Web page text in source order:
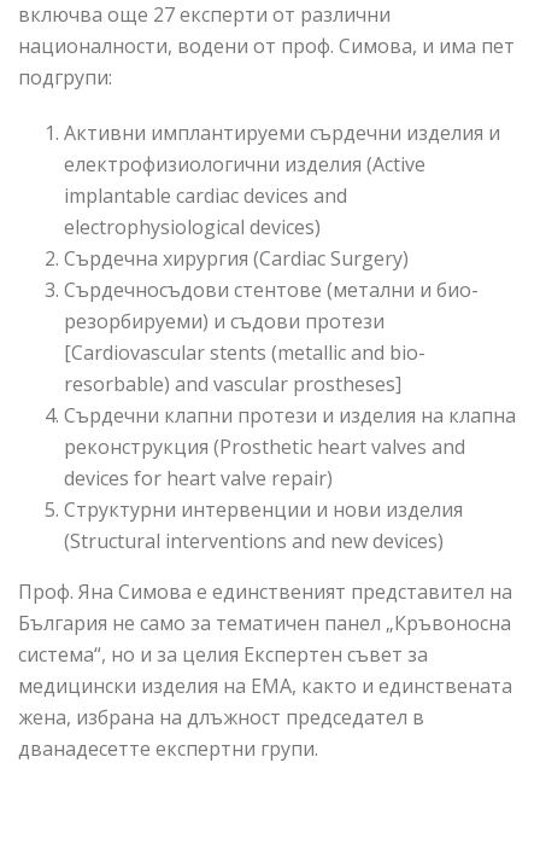
включва още 27 експерти от различни
националности, водени от проф. Симова, и има пет
подгрупи:
Активни имплантируеми сърдечни изделия и
електрофизиологични изделия (Active
implantable cardiac devices and
electrophysiological devices)
Сърдечна хирургия (Cardiac Surgery)
Сърдечносъдови стентове (метални и био-
резорбируеми) и съдови протези
[Cardiovascular stents (metallic and bio-
resorbable) and vascular prostheses]
Сърдечни клапни протези и изделия на клапна
реконструкция (Prosthetic heart valves and
devices for heart valve repair)
Структурни интервенции и нови изделия
(Structural interventions and new devices)
Проф. Яна Симова е единственият представител на
България не само за тематичен панел „Кръвоносна
система“, но и за целия Експертен съвет за
медицински изделия на ЕМА, както и единствената
жена, избрана на длъжност председател в
дванадесетте експертни групи.